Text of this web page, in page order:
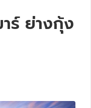
ร์ ย่างกุ้ง